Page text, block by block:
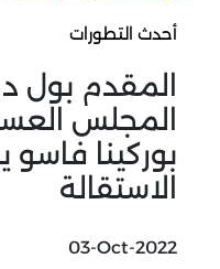
أحدث التطورات
المقدم بول
المجلس
بوركينا
الاستقالة
03-Oct-2022